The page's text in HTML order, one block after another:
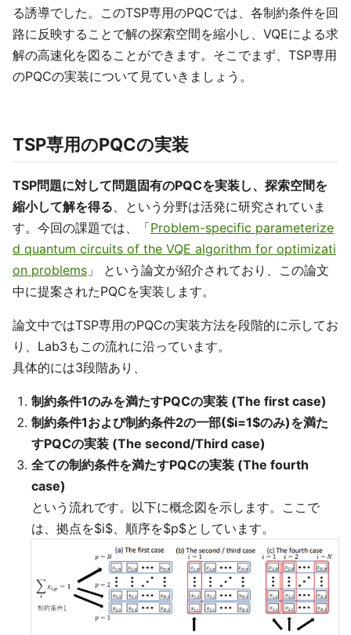
る誘導でした。このTSP専用のPQCでは、各制約条件を回
路に反映することで解の探索空間を縮小し、VQEによる求
解の高速化を図ることができます。そこでまず、TSP専用
のPQCの実装について見ていきましょう。
TSP専用のPQCの実装
TSP問題に対して問題固有のPQCを実装し、探索空間を
縮小して解を得る 、という分野は活発に研究されていま
す。今回の課題では、「Problem-specific parameterize
d quantum circuits of the VQE algorithm for optimizati
on problems 」 という論文が紹介されており、この論文
中に提案されたPQCを実装します。
論文中ではTSP専用のPQCの実装方法を段階的に示してお
り、Lab3もこの流れに沿っています。
具体的には3段階あり、
制約条件1のみを満たすPQCの実装 (The first case)
制約条件1および制約条件2の一部($i=1$のみ)を満た
すPQCの実装 (The second/Third case)
全ての制約条件を満たすPQCの実装 (The fourth
case)
という流れです。以下に概念図を示します。ここで
は、拠点を$i$、順序を$p$としています。